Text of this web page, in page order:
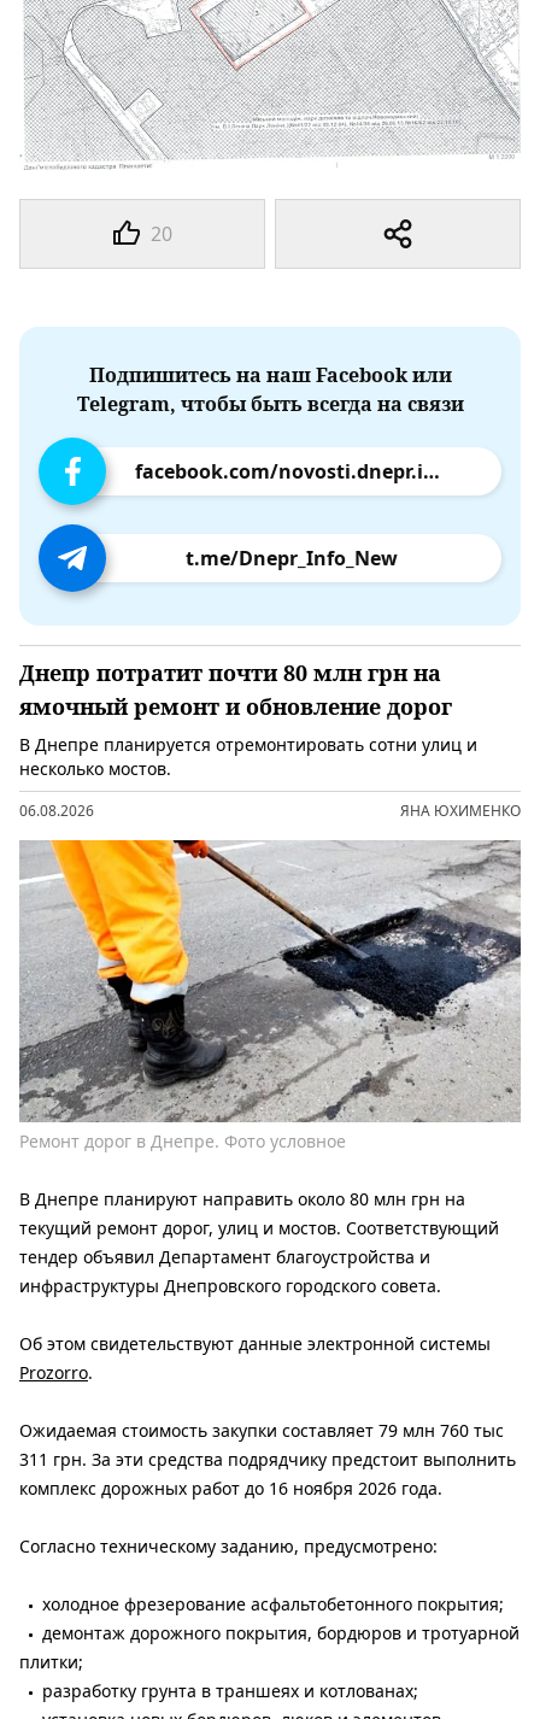
20
Подпишитесь на наш Facebook или
Telegram, чтобы быть всегда на связи
facebook.com/novosti.dnepr.info
t.me/Dnepr_Info_New
Днепр потратит почти 80 млн грн на
ямочный ремонт и обновление дорог
В Днепре планируется отремонтировать сотни улиц и
несколько мостов.
06.08.2026 ЯНА ЮХИМЕНКО
Ремонт дорог в Днепре. Фото условное
В Днепре планируют направить около 80 млн грн на
текущий ремонт дорог, улиц и мостов. Соответствующий
тендер объявил Департамент благоустройства и
инфраструктуры Днепровского городского совета.
Об этом свидетельствуют данные электронной системы
Prozorro.
Ожидаемая стоимость закупки составляет 79 млн 760 тыс
311 грн. За эти средства подрядчику предстоит выполнить
комплекс дорожных работ до 16 ноября 2026 года.
Согласно техническому заданию, предусмотрено:
холодное фрезерование асфальтобетонного покрытия;
демонтаж дорожного покрытия, бордюров и тротуарной
плитки;
разработку грунта в траншеях и котлованах;